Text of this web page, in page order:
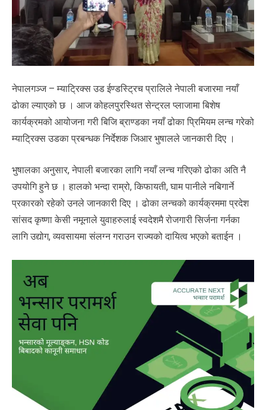
नेपालगञ्ज – म्याट्रिक्स उड ईण्डस्ट्रिच प्रालिले नेपाली बजारमा नयाँ
ढोका ल्याएको छ । आज कोहलपुरस्थित सेन्ट्रल प्लाजामा बिशेष
कार्यक्रमको आयोजना गरी बिजि ब्राण्डका नयाँ ढोका प्रिमियम लन्च गरेको
म्याट्रिक्स उडका प्रबन्धक निर्देशक जिआर भुषालले जानकारी दिए ।
भुषालका अनुसार, नेपाली बजारका लागि नयाँ लन्च गरिएको ढोका अति नै
उपयोगि हुने छ । हालको भन्दा राम्रो, किफायती, घाम पानीले नबिगार्ने
प्रकारको रहेको उनले जानकारी दिए । ढोका लन्चको कार्यक्रममा प्रदेश
सांसद कृष्णा केसी नमूनाले युवाहरुलाई स्वदेशमै रोजगारी सिर्जना गर्नका
लागि उद्योग, व्यवसायमा संलग्न गराउन राज्यको दायित्व भएको बताईन ।